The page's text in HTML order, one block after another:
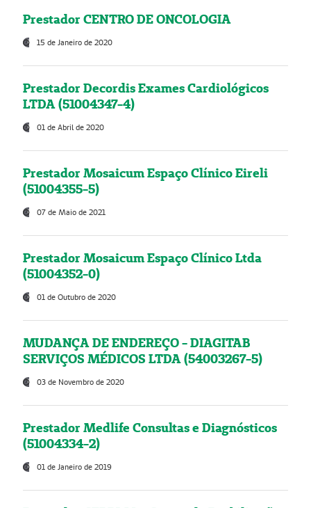
Prestador CENTRO DE ONCOLOGIA
15 de Janeiro de 2020
Prestador Decordis Exames Cardiológicos
LTDA (51004347-4)
01 de Abril de 2020
Prestador Mosaicum Espaço Clínico Eireli
(51004355-5)
07 de Maio de 2021
Prestador Mosaicum Espaço Clínico Ltda
(51004352-0)
01 de Outubro de 2020
MUDANÇA DE ENDEREÇO - DIAGITAB
SERVIÇOS MÉDICOS LTDA (54003267-5)
03 de Novembro de 2020
Prestador Medlife Consultas e Diagnósticos
(51004334-2)
01 de Janeiro de 2019